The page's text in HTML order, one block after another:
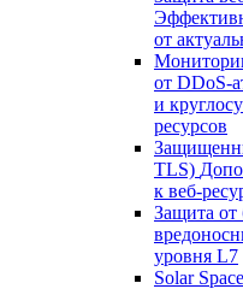
от
от
и
ресурсов
TLS)
к
Защита от
уровня L7
Solar Space